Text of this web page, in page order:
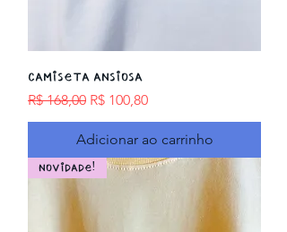
Camiseta ANSIOSA
Preço normal
R$ 168,00 Preço promocional
R$ 100,80
Adicionar ao carrinho
NOVIDADE!